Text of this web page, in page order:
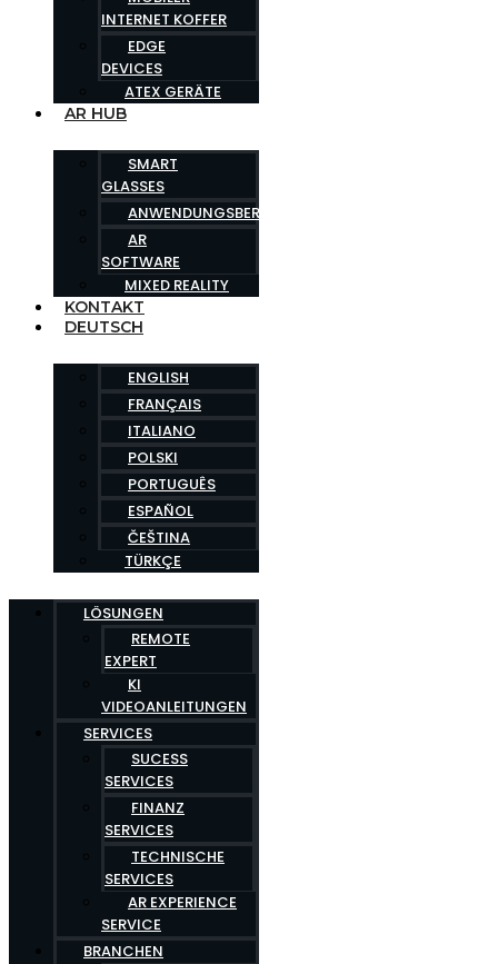
INTERNET KOFFER
EDGE
DEVICES
ATEX GERÄTE
AR HUB
SMART
GLASSES
ANWENDUNGSBEREICHE
AR
SOFTWARE
MIXED REALITY
KONTAKT
DEUTSCH
ENGLISH
FRANÇAIS
ITALIANO
POLSKI
PORTUGUÊS
ESPAÑOL
ČEŠTINA
TÜRKÇE
LÖSUNGEN
REMOTE
EXPERT
KI
VIDEOANLEITUNGEN
SERVICES
SUCESS
SERVICES
FINANZ
SERVICES
TECHNISCHE
SERVICES
AR EXPERIENCE
SERVICE
BRANCHEN